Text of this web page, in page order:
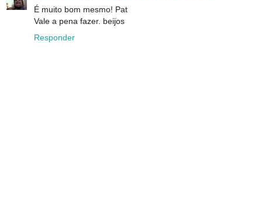
É muito bom mesmo! Pat
Vale a pena fazer. beijos
Responder